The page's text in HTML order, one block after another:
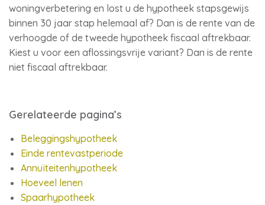
woningverbetering en lost u de hypotheek stapsgewijs
binnen 30 jaar stap helemaal af? Dan is de rente van de
verhoogde of de tweede hypotheek fiscaal aftrekbaar.
Kiest u voor een aflossingsvrije variant? Dan is de rente
niet fiscaal aftrekbaar.
Gerelateerde pagina’s
Beleggingshypotheek
Einde rentevastperiode
Annuïteitenhypotheek
Hoeveel lenen
Spaarhypotheek